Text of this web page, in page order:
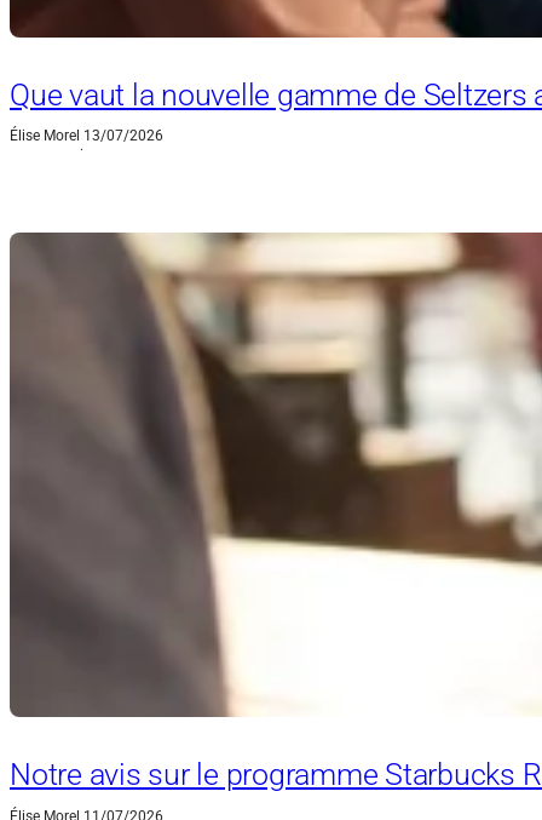
Que vaut la nouvelle gamme de Seltzers
Élise Morel
·
13/07/2026
Notre avis sur le programme Starbucks
Élise Morel 11/07/2026